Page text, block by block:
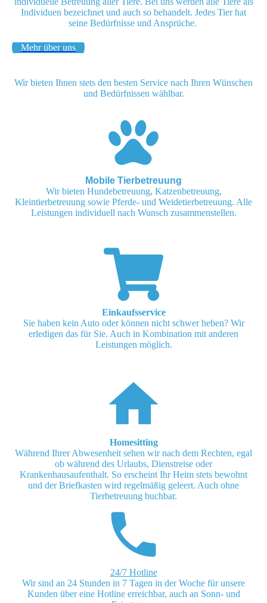
Individuen bezeichnet und auch so behandelt. Jedes Tier hat
seine Bedürfnisse und Ansprüche.
Mehr über uns
Wir bieten Ihnen stets den besten Service nach Ihren Wünschen
und Bedürfnissen wählbar.
Mobile Tierbetreuung
Wir bieten Hundebetreuung, Katzenbetreuung,
Kleintierbetreuung sowie Pferde- und Weidetierbetreuung. Alle
Leistungen individuell nach Wunsch zusammenstellen.
Einkaufsservice
Sie haben kein Auto oder können nicht schwer heben? Wir
erledigen das für Sie. Auch in Kombination mit anderen
Leistungen möglich.
Homesitting
Während Ihrer Abwesenheit sehen wir nach dem Rechten, egal
ob während des Urlaubs, Dienstreise oder
Krankenhausaufenthalt. So erscheint Ihr Heim stets bewohnt
und der Briefkasten wird regelmäßig geleert. Auch ohne
Tierbetreuung buchbar.
24/7 Hotline
Wir sind an 24 Stunden in 7 Tagen in der Woche für unsere
Kunden über eine Hotline erreichbar, auch an Sonn- und